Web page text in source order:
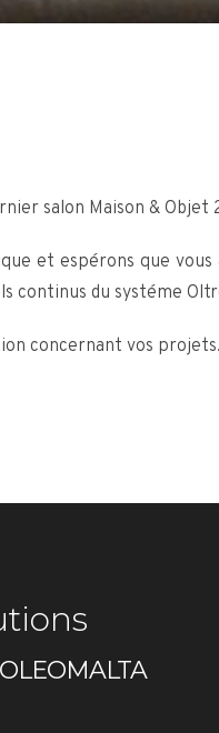
salon Maison & Objet
et espérons que
continus du systéme
concernant vos projets.
OLEOMALTA